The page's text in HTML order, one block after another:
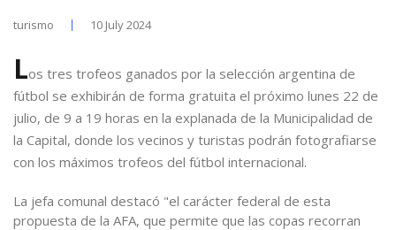
turismo 10 July 2024
Los tres trofeos ganados por la selección argentina de
fútbol se exhibirán de forma gratuita el próximo lunes 22 de
julio, de 9 a 19 horas en la explanada de la Municipalidad de
la Capital, donde los vecinos y turistas podrán fotografiarse
con los máximos trofeos del fútbol internacional.
La jefa comunal destacó "el carácter federal de esta
propuesta de la AFA, que permite que las copas recorran